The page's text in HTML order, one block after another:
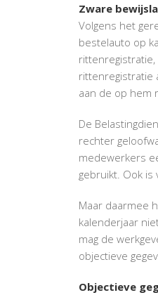
Zware
Volgens het
bestelauto op
rittenregistratie,
rittenregistratie
aan de op hem
De
rechter
medewerkers
gebruikt. Ook is
Maar daarmee
kalenderjaar
mag de
objectieve
Objectieve